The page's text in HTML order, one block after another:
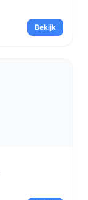
Bekijk